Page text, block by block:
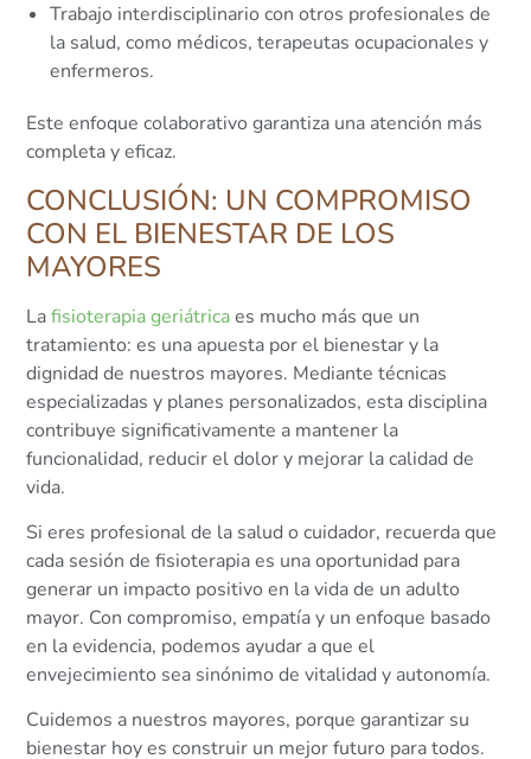
Trabajo interdisciplinario con otros profesionales de
la salud, como médicos, terapeutas ocupacionales y
enfermeros.
Este enfoque colaborativo garantiza una atención más
completa y eficaz.
CONCLUSIÓN: UN COMPROMISO
CON EL BIENESTAR DE LOS
MAYORES
Lafisioterapia geriátricaes mucho más que un
tratamiento: es una apuesta por el bienestar y la
dignidad de nuestros mayores. Mediante técnicas
especializadas y planes personalizados, esta disciplina
contribuye significativamente a mantener la
funcionalidad, reducir el dolor y mejorar la calidad de
vida.
Si eres profesional de la salud o cuidador, recuerda que
cada sesión de fisioterapia es una oportunidad para
generar un impacto positivo en la vida de un adulto
mayor. Con compromiso, empatía y un enfoque basado
en la evidencia, podemos ayudar a que el
envejecimiento sea sinónimo de vitalidad y autonomía.
Cuidemos a nuestros mayores, porque garantizar su
bienestar hoy es construir un mejor futuro para todos.